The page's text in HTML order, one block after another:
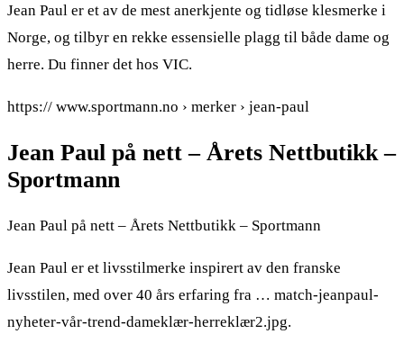
Jean Paul er et av de mest anerkjente og tidløse klesmerke i
Norge, og tilbyr en rekke essensielle plagg til både dame og
herre. Du finner det hos VIC.
https:// www.sportmann.no › merker › jean-paul
Jean Paul på nett – Årets Nettbutikk –
Sportmann
Jean Paul på nett – Årets Nettbutikk – Sportmann
Jean Paul er et livsstilmerke inspirert av den franske
livsstilen, med over 40 års erfaring fra … match-jeanpaul-
nyheter-vår-trend-dameklær-herreklær2.jpg.